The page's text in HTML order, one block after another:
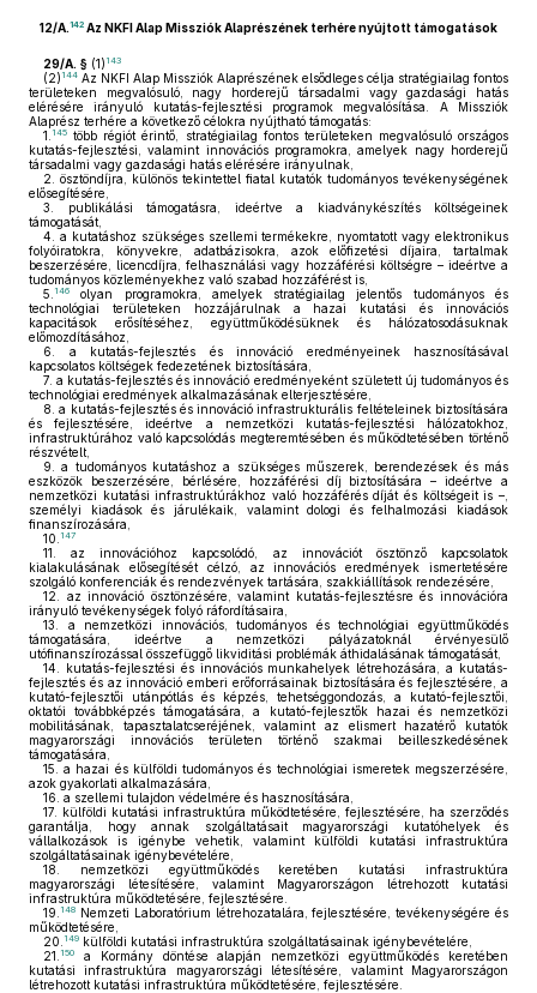
12/A.142 Az NKFI Alap Missziók Alaprészének terhére nyújtott támogatások
29/A. § (1) 143
(2) 144 Az NKFI Alap Missziók Alaprészének elsődleges célja stratégiailag fontos
területeken megvalósuló, nagy horderejű társadalmi vagy gazdasági hatás
elérésére irányuló kutatás-fejlesztési programok megvalósítása. A Missziók
Alaprész terhére a következő célokra nyújtható támogatás:
1. 145 több régiót érintő, stratégiailag fontos területeken megvalósuló országos
kutatás-fejlesztési, valamint innovációs programokra, amelyek nagy horderejű
társadalmi vagy gazdasági hatás elérésére irányulnak,
2.
ösztöndíjra, különös tekintettel fiatal kutatók tudományos tevékenységének
elősegítésére,
3.
publikálási támogatásra, ideértve a kiadványkészítés költségeinek
támogatását,
4.
a kutatáshoz szükséges szellemi termékekre, nyomtatott vagy elektronikus
folyóiratokra, könyvekre, adatbázisokra, azok előfizetési díjaira, tartalmak
beszerzésére, licencdíjra, felhasználási vagy hozzáférési költségre – ideértve a
tudományos közleményekhez való szabad hozzáférést is,
5. 146
olyan programokra, amelyek stratégiailag jelentős tudományos és
technológiai területeken hozzájárulnak a hazai kutatási és innovációs
kapacitások erősítéséhez, együttműködésüknek és hálózatosodásuknak
előmozdításához,
6.
a kutatás-fejlesztés és innováció eredményeinek hasznosításával
kapcsolatos költségek fedezetének biztosítására,
7. a kutatás-fejlesztés és innováció eredményeként született új tudományos és
technológiai eredmények alkalmazásának elterjesztésére,
8. a kutatás-fejlesztés és innováció infrastrukturális feltételeinek biztosítására
és fejlesztésére, ideértve a nemzetközi kutatás-fejlesztési hálózatokhoz,
infrastruktúrához való kapcsolódás megteremtésében és működtetésében történő
részvételt,
9.
a tudományos kutatáshoz a szükséges műszerek, berendezések és más
eszközök beszerzésére, bérlésére, hozzáférési díj biztosítására – ideértve a
nemzetközi kutatási infrastruktúrákhoz való hozzáférés díját és költségeit is –,
személyi kiadások és járulékaik, valamint dologi és felhalmozási kiadások
finanszírozására,
10. 147
11.
az innovációhoz kapcsolódó, az innovációt ösztönző kapcsolatok
kialakulásának elősegítését célzó, az innovációs eredmények ismertetésére
szolgáló konferenciák és rendezvények tartására, szakkiállítások rendezésére,
12.
az innováció ösztönzésére, valamint kutatás-fejlesztésre és innovációra
irányuló tevékenységek folyó ráfordításaira,
13.
a nemzetközi innovációs, tudományos és technológiai együttműködés
támogatására, ideértve a nemzetközi pályázatoknál érvényesülő
utófinanszírozással összefüggő likviditási problémák áthidalásának támogatását,
14.
kutatás-fejlesztési és innovációs munkahelyek létrehozására, a kutatás-
fejlesztés és az innováció emberi erőforrásainak biztosítására és fejlesztésére, a
kutató-fejlesztői utánpótlás és képzés, tehetséggondozás, a kutató-fejlesztői,
oktatói továbbképzés támogatására, a kutató-fejlesztők hazai és nemzetközi
mobilitásának, tapasztalatcseréjének, valamint az elismert hazatérő kutatók
magyarországi innovációs területen történő szakmai beilleszkedésének
támogatására,
15.
a hazai és külföldi tudományos és technológiai ismeretek megszerzésére,
azok gyakorlati alkalmazására,
16. a szellemi tulajdon védelmére és hasznosítására,
17.
külföldi kutatási infrastruktúra működtetésére, fejlesztésére, ha szerződés
garantálja, hogy annak szolgáltatásait magyarországi kutatóhelyek és
vállalkozások is igénybe vehetik, valamint külföldi kutatási infrastruktúra
szolgáltatásainak igénybevételére,
18.
nemzetközi együttműködés keretében kutatási infrastruktúra
magyarországi létesítésére, valamint Magyarországon létrehozott kutatási
infrastruktúra működtetésére, fejlesztésére.
19. 148 Nemzeti Laboratórium létrehozatalára, fejlesztésére, tevékenységére és
működtetésére,
20. 149 külföldi kutatási infrastruktúra szolgáltatásainak igénybevételére,
21. 150
a Kormány döntése alapján nemzetközi együttműködés keretében
kutatási infrastruktúra magyarországi létesítésére, valamint Magyarországon
létrehozott kutatási infrastruktúra működtetésére, fejlesztésére.